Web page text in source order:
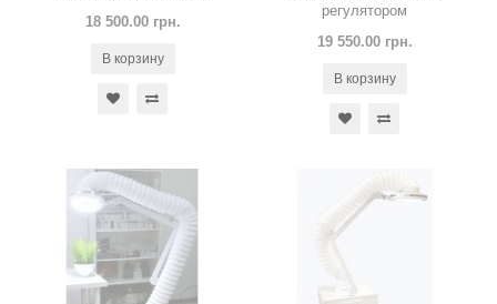
18 500.00 грн.
В корзину
регулятором
19 550.00 грн.
В корзину